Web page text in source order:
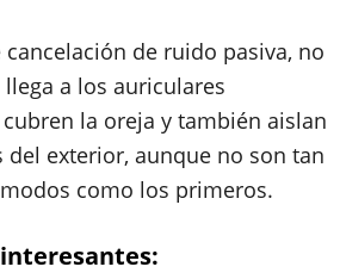
cancelación de ruido pasiva, no
a los auriculares
la oreja y también aislan
exterior, aunque no son tan
como los primeros.